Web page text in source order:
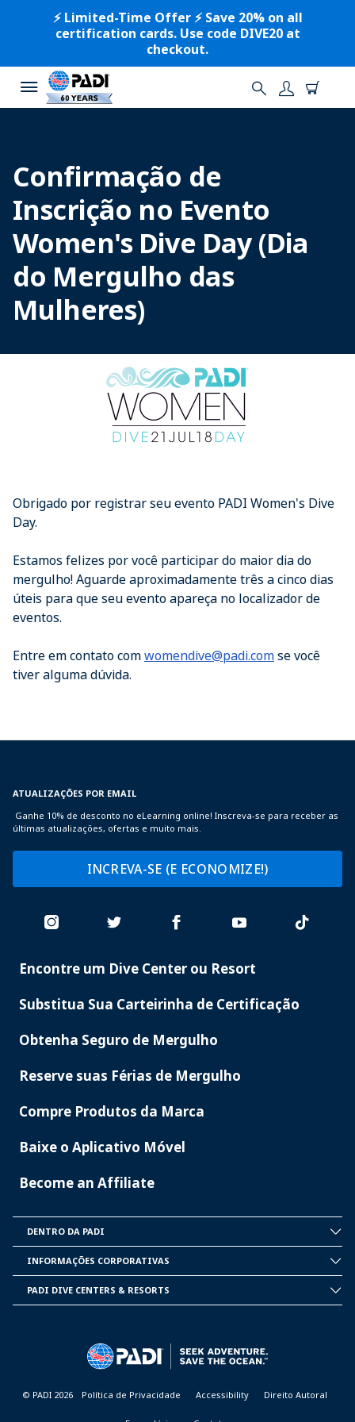
⚡️ Limited-Time Offer ⚡️ Save 20% on all
certification cards. Use code DIVE20 at
checkout.
Confirmação de
Inscrição no Evento
Women's Dive Day (Dia
do Mergulho das
Mulheres)
Obrigado por registrar seu evento PADI Women's Dive
Day.
Estamos felizes por você participar do maior dia do
mergulho! Aguarde aproximadamente três a cinco dias
úteis para que seu evento apareça no localizador de
eventos.
Entre em contato comwomendive@padi.comse você
tiver alguma dúvida.
ATUALIZAÇÕES POR EMAIL
Ganhe 10% de desconto no eLearning online! Inscreva-se para receber as
últimas atualizações, ofertas e muito mais.
INCREVA-SE (E ECONOMIZE!)
PADI
Encontre um Dive Center ou Resort
Substitua Sua Carteirinha de Certificação
Obtenha Seguro de Mergulho
Reserve suas Férias de Mergulho
Compre Produtos da Marca
Baixe o Aplicativo Móvel
Become an Affiliate
PADI
DENTRO DA PADI
INFORMATION
INFORMAÇÕES CORPORATIVAS
PADI DIVE CENTERS & RESORTS
© PADI 2026 Política de Privacidade Accessibility Direito Autoral